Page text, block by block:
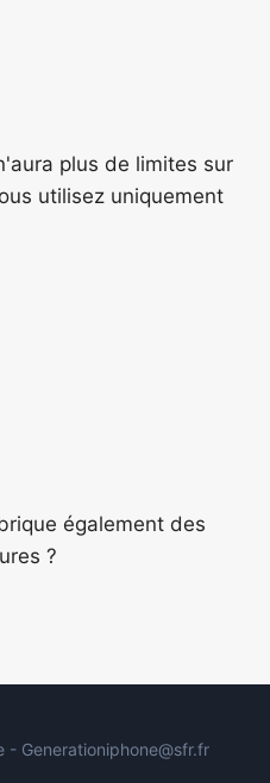
plus de limites sur
utilisez uniquement
également des
?
Generationiphone@sfr.fr